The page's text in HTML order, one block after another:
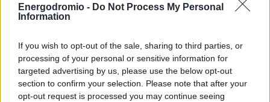
Energodromio - Do Not Process My Personal
Information
If you wish to opt-out of the sale, sharing to third parties, or
processing of your personal or sensitive information for
targeted advertising by us, please use the below opt-out
section to confirm your selection. Please note that after your
opt-out request is processed you may continue seeing
49%) έχουν καθυστερήσει, περιορίσει ή αναστείλει
Όπως σχολίασε ο Global Head of Advisory της KPMG,
Fisher, «η AI αποτελεί πλέον τόσο προτεραιότητα
οικονομικής διαχείρισης όσο και τεχνολογικής».